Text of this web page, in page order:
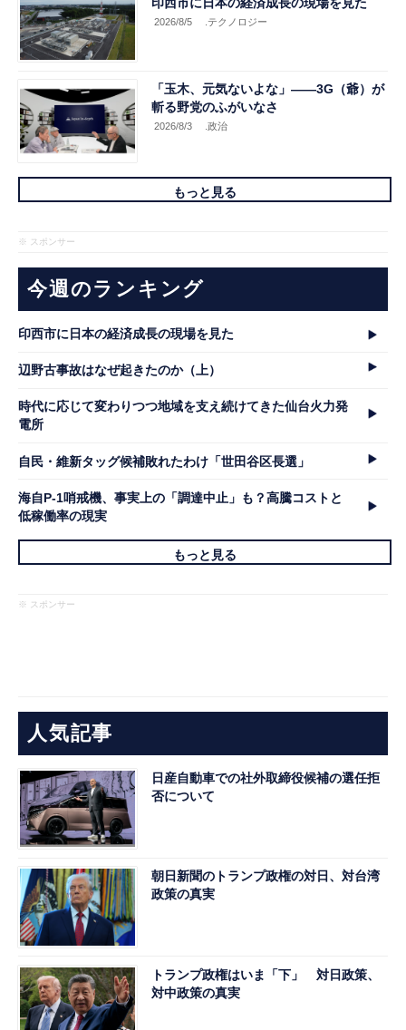
2026/8/5 .テクノロジー
「玉木、元気ないよな」――3G（爺）が
斬る野党のふがいなさ
2026/8/3 .政治
もっと見る
※ スポンサー
今週のランキング
印西市に日本の経済成長の現場を見た
辺野古事故はなぜ起きたのか（上）
時代に応じて変わりつつ地域を支え続けてきた仙台火力発
電所
自民・維新タッグ候補敗れたわけ「世田谷区長選」
海自P-1哨戒機、事実上の「調達中止」も？高騰コストと
低稼働率の現実
もっと見る
※ スポンサー
人気記事
日産自動車での社外取締役候補の選任拒
否について
朝日新聞のトランプ政権の対日、対台湾
政策の真実
トランプ政権はいま「下」 対日政策、
対中政策の真実